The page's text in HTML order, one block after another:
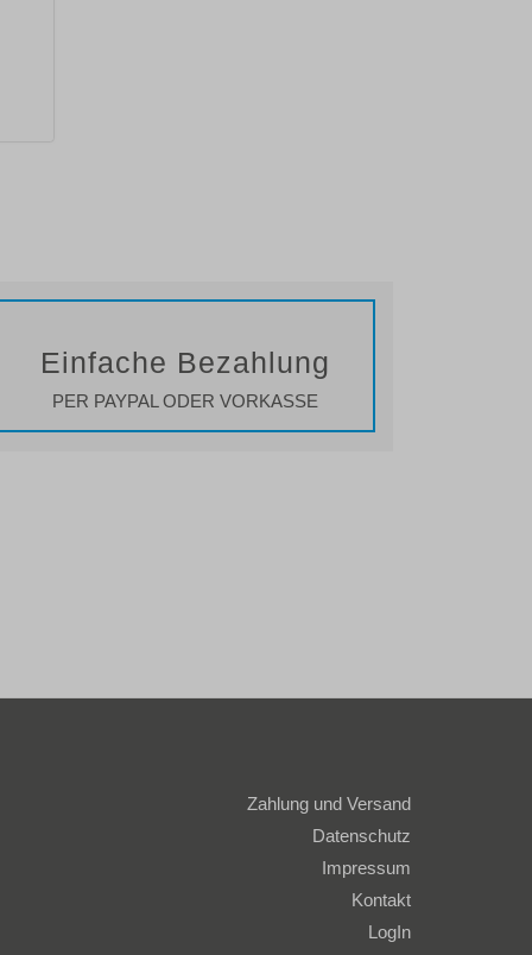
Einfache Bezahlung
PER PAYPAL ODER VORKASSE
Zahlung und Versand
Datenschutz
Impressum
Kontakt
LogIn